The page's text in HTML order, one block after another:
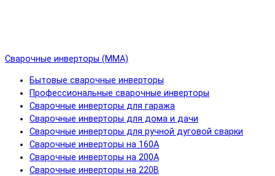
Сварочные инверторы (MMA)
Бытовые сварочные инверторы
Профессиональные сварочные инверторы
Сварочные инверторы для гаража
Сварочные инверторы для дома и дачи
Сварочные инверторы для ручной дуговой сварки
Сварочные инверторы на 160А
Сварочные инверторы на 200А
Сварочные инверторы на 220В